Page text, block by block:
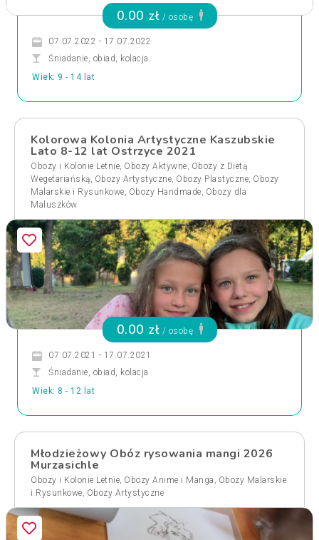
0.00 zł / osobę
07.07.2022 - 17.07.2022
Śniadanie, obiad, kolacja
Wiek: 9 - 14 lat
Kolorowa Kolonia Artystyczne Kaszubskie
Lato 8-12 lat Ostrzyce 2021
Obozy i Kolonie Letnie, Obozy Aktywne, Obozy z Dietą
Wegetariańską, Obozy Artystyczne, Obozy Plastyczne, Obozy
Malarskie i Rysunkowe, Obozy Handmade, Obozy dla
Maluszków
0.00 zł / osobę
07.07.2021 - 17.07.2021
Śniadanie, obiad, kolacja
Wiek: 8 - 12 lat
Młodzieżowy Obóz rysowania mangi 2026
Murzasichle
Obozy i Kolonie Letnie, Obozy Anime i Manga , Obozy Malarskie
i Rysunkowe, Obozy Artystyczne